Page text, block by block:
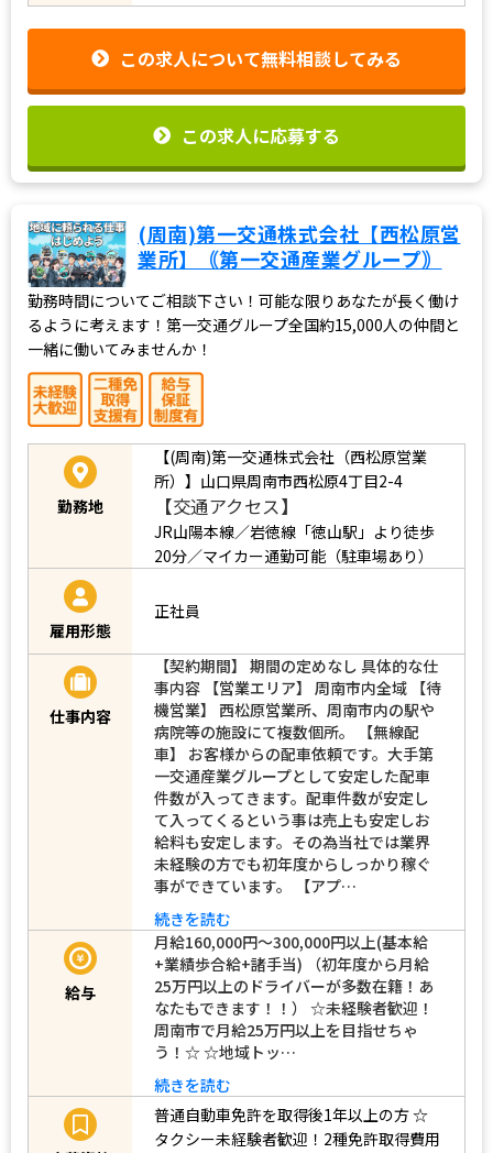
この求人について無料相談してみる
この求人に応募する
(周南)第一交通株式会社【西松原営
業所】｟第一交通産業グループ｠
勤務時間についてご相談下さい！可能な限りあなたが長く働け
るように考えます！第一交通グループ全国約15,000人の仲間と
一緒に働いてみませんか！
勤務地
【(周南)第一交通株式会社（西松原営業
所）】山口県周南市西松原4丁目2-4
【交通アクセス】
JR山陽本線／岩徳線「徳山駅」より徒歩
20分／マイカー通勤可能（駐車場あり）
雇用形態
正社員
仕事内容
【契約期間】 期間の定めなし 具体的な仕
事内容 【営業エリア】 周南市内全域 【待
機営業】 西松原営業所、周南市内の駅や
病院等の施設にて複数個所。 【無線配
車】 お客様からの配車依頼です。大手第
一交通産業グループとして安定した配車
件数が入ってきます。配車件数が安定し
て入ってくるという事は売上も安定しお
給料も安定します。その為当社では業界
未経験の方でも初年度からしっかり稼ぐ
事ができています。 【アプ…
続きを読む
給与
月給160,000円～300,000円以上(基本給
+業績歩合給+諸手当) （初年度から月給
25万円以上のドライバーが多数在籍！あ
なたもできます！！） ☆未経験者歓迎！
周南市で月給25万円以上を目指せちゃ
う！☆ ☆地域トッ…
続きを読む
普通自動車免許を取得後1年以上の方☆
タクシー未経験者歓迎！2種免許取得費用